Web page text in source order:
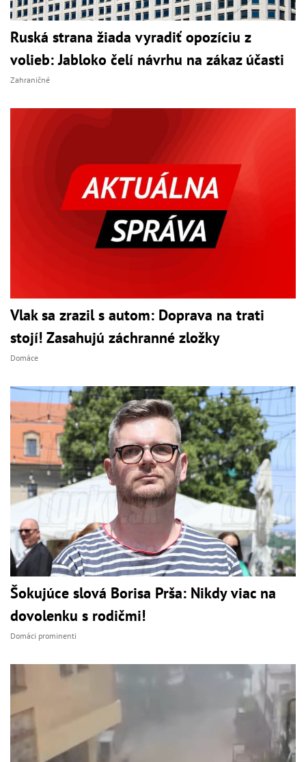
Ruská strana žiada vyradiť opozíciu z
volieb: Jabloko čelí návrhu na zákaz účasti
Zahraničné
Vlak sa zrazil s autom: Doprava na trati
stojí! Zasahujú záchranné zložky
Domáce
Šokujúce slová Borisa Prša: Nikdy viac na
dovolenku s rodičmi!
Domáci prominenti